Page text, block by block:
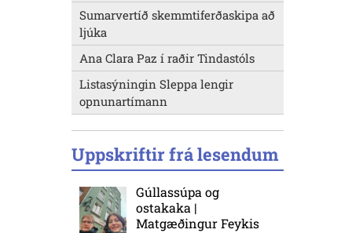
Sumarvertíð skemmtiferðaskipa að
ljúka
Ana Clara Paz í raðir Tindastóls
Listasýningin Sleppa lengir
opnunartímann
Uppskriftir frá lesendum
Gúllassúpa og
ostakaka |
Matgæðingur Feykis